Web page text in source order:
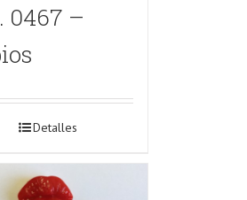
0467 –
Detalles